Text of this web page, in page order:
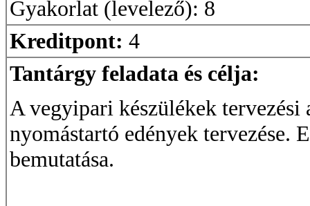
Gyakorlat (levelező): 8
Kreditpont: 4
Tantárgy feladata és célja:
A vegyipari készülékek tervezési
nyomástartó edények tervezése.
bemutatása.